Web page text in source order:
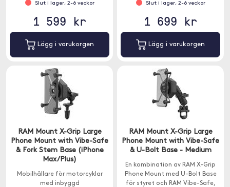
Slut i lager, 2-6 veckor
1 599 kr
Lägg i varukorgen
Slut i lager, 2-6 veckor
1 699 kr
Lägg i varukorgen
RAM Mount X-Grip Large
Phone Mount with Vibe-Safe
& Fork Stem Base (iPhone
Max/Plus)
Mobilhållare för motorcyklar
med inbyggd
RAM Mount X-Grip Large
Phone Mount with Vibe-Safe
& U-Bolt Base - Medium
En kombination av RAM X-Grip
Phone Mount med U-Bolt Base
för styret och RAM Vibe-Safe,